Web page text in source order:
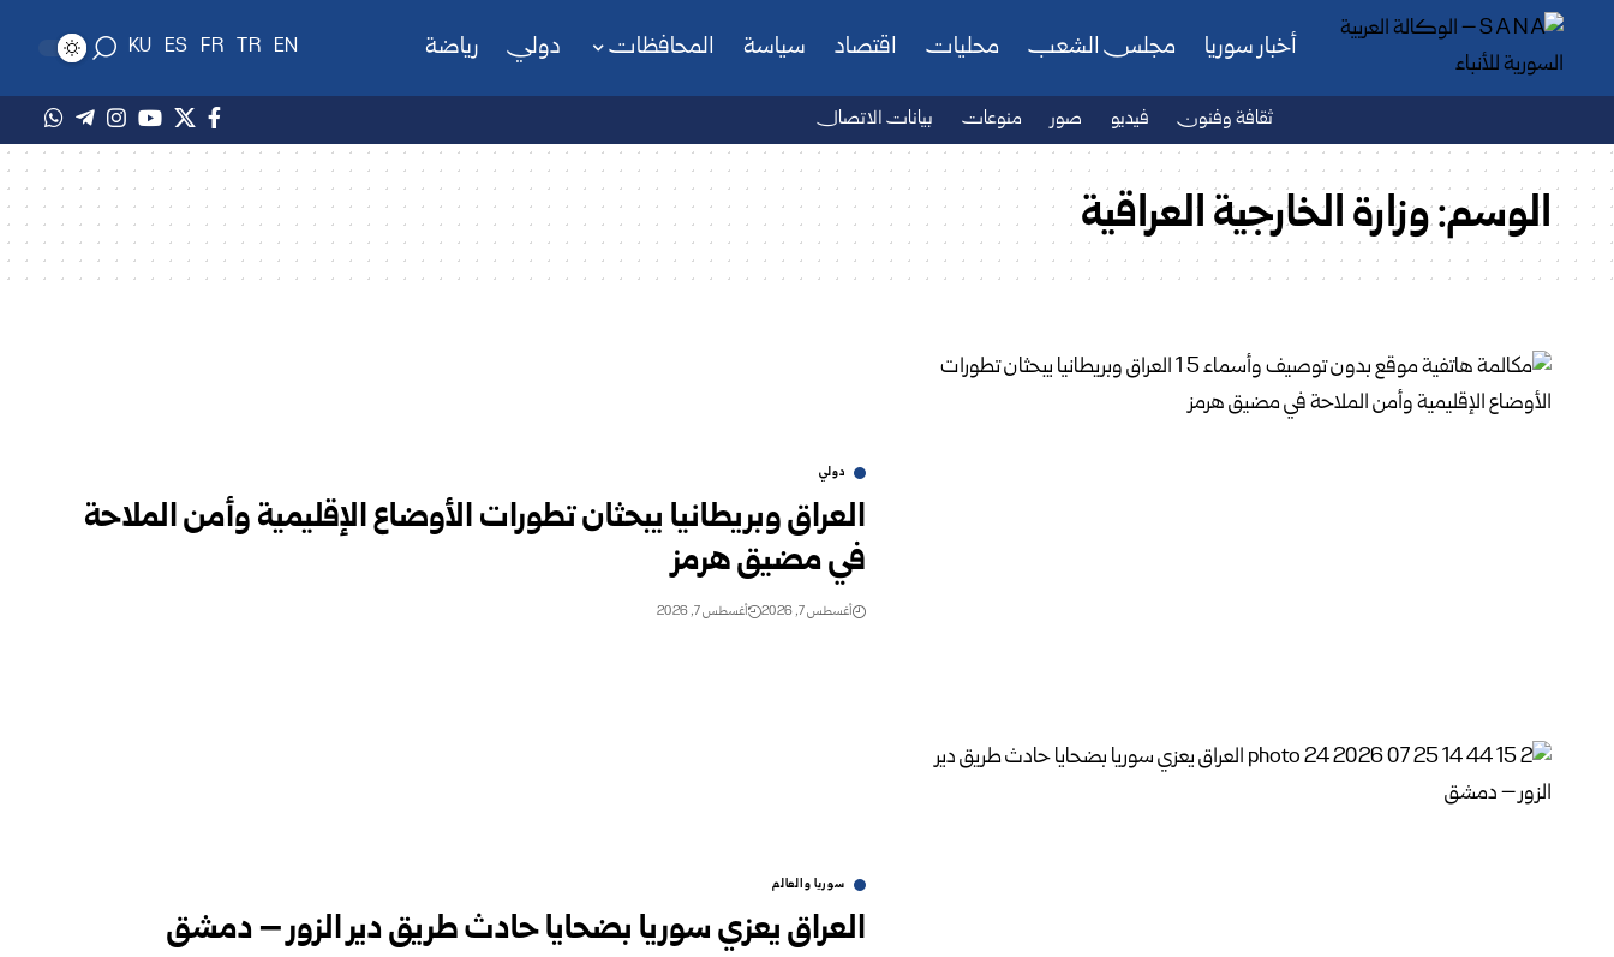
أخبار سوريا مجلس الشعب محليات اقتصاد سياسة المحافظات دولي رياضة EN
TR
FR
ES
KU
ثقافة وفنون فيديو صور منوعات بيانات الاتصال
الوسم:وزارة الخارجية العراقية
دولي
العراق وبريطانيا يبحثان تطورات الأوضاع الإقليمية وأمن الملاحة
في مضيق هرمز
أغسطس 7, 2026 أغسطس 7, 2026
سوريا والعالم
العراق يعزي سوريا بضحايا حادث طريق دير الزور – دمشق